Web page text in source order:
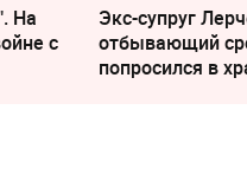
На
с
Экс-супруг
отбывающий
попросился в